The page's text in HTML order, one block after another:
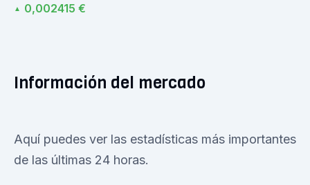
▲ 0,002415 €
Información del mercado
Aquí puedes ver las estadísticas más importantes
de las últimas 24 horas.